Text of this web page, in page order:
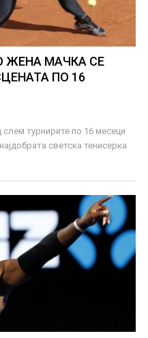
ЖЕНА МАЧКА СЕ
ПО 16
слем турнирите по 16 месеци
светска тенисерка